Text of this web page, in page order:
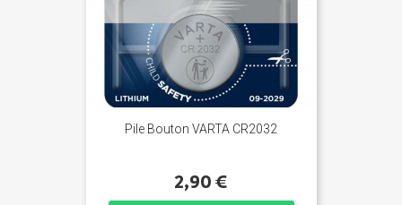
Pile Bouton VARTA CR2032
2,90 €